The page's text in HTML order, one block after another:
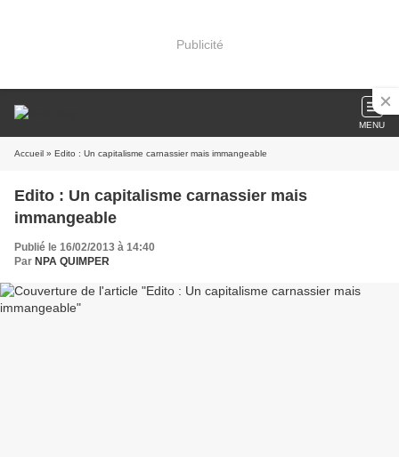
Publicité
MENU
Accueil » Edito : Un capitalisme carnassier mais immangeable
Edito : Un capitalisme carnassier mais
immangeable
Publié le 16/02/2013 à 14:40
Par NPA QUIMPER